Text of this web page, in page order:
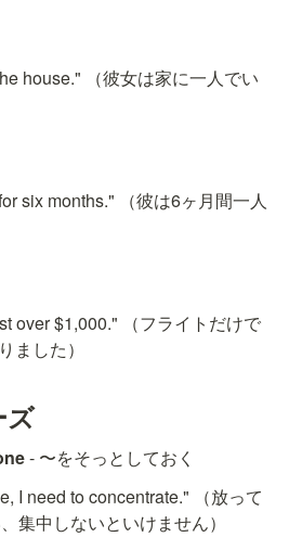
house." （彼女は家に一人でい
six months." （彼は6ヶ月間一人
over $1,000." （フライトだけで
ました）
ズ
- 〜をそっとしておく
I need to concentrate." （放って
集中しないといけません）